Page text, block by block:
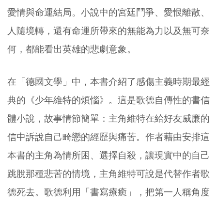
愛情與命運結局。小說中的宮廷鬥爭、愛恨離散、
人隨境轉，還有命運所帶來的無能為力以及無可奈
何，都能看出英雄的悲劇意象。
在「德國文學」中，本書介紹了感傷主義時期最經
典的《少年維特的煩惱》。這是歌德自傳性的書信
體小說，故事情節簡單：主角維特在給好友威廉的
信中訴說自己畸戀的經歷與痛苦。作者藉由安排這
本書的主角為情所困、選擇自殺，讓現實中的自己
跳脫那種悲苦的情境，主角維特可說是代替作者歌
德死去。歌德利用「書寫療癒」，把第一人稱角度